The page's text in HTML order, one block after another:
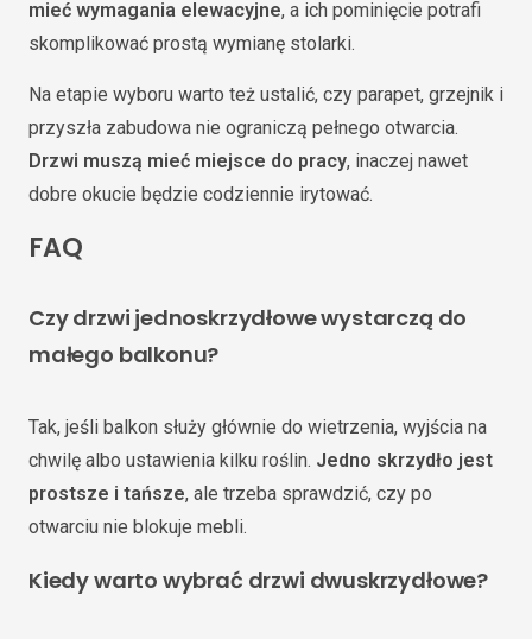
mieć wymagania elewacyjne, a ich pominięcie potrafi
skomplikować prostą wymianę stolarki.
Na etapie wyboru warto też ustalić, czy parapet, grzejnik i
przyszła zabudowa nie ograniczą pełnego otwarcia.
Drzwi muszą mieć miejsce do pracy, inaczej nawet
dobre okucie będzie codziennie irytować.
FAQ
Czy drzwi jednoskrzydłowe wystarczą do
małego balkonu?
Tak, jeśli balkon służy głównie do wietrzenia, wyjścia na
chwilę albo ustawienia kilku roślin. Jedno skrzydło jest
prostsze i tańsze, ale trzeba sprawdzić, czy po
otwarciu nie blokuje mebli.
Kiedy warto wybrać drzwi dwuskrzydłowe?